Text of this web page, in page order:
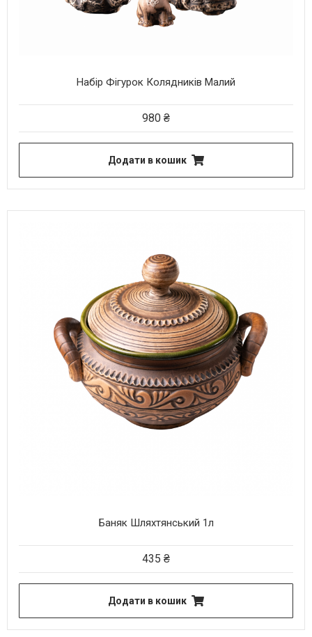
Набір Фігурок Колядників Малий
980 ₴
Додати в кошик
Баняк Шляхтянський 1л
435 ₴
Додати в кошик